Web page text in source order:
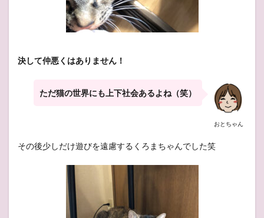
決して仲悪くはありません！
おとちゃん
ただ猫の世界にも上下社会あるよね（笑）
その後少しだけ遊びを遠慮するくろまちゃんでした笑